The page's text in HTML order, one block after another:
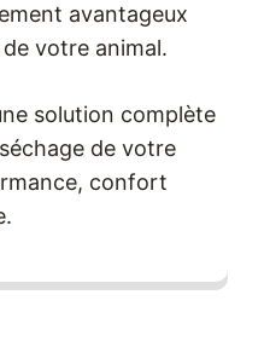
avantageux
votre animal.
solution complète
de votre
confort